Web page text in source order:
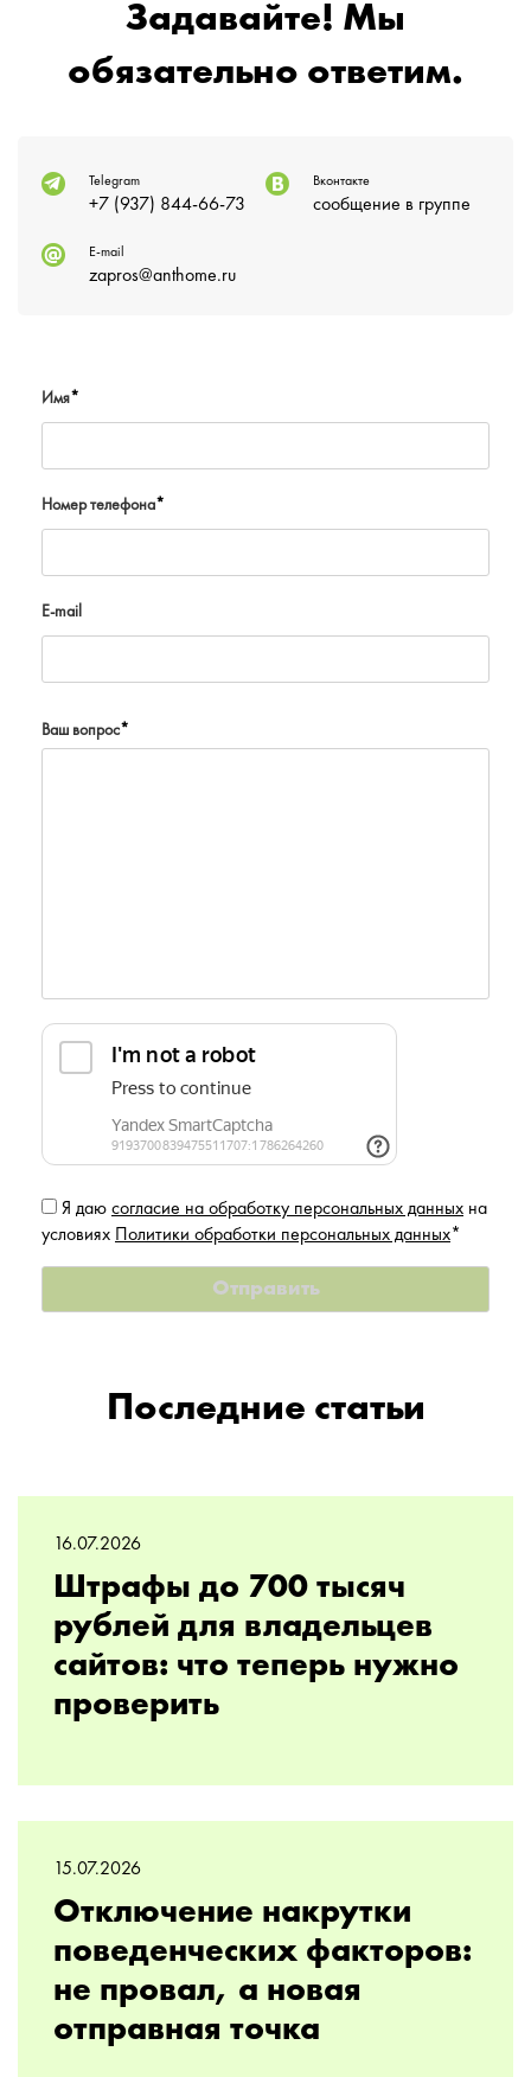
Задавайте! Мы
обязательно ответим.
Telegram
+7 (937) 844-66-73
Вконтакте
сообщение в группе
E-mail
zapros@anthome.ru
Имя*
Номер телефона*
E-mail
Ваш вопрос*
Я даю согласие на обработку персональных данных на
условиях Политики обработки персональных данных*
Последние статьи
16.07.2026
Штрафы до 700 тысяч
рублей для владельцев
сайтов: что теперь нужно
проверить
15.07.2026
Отключение накрутки
поведенческих факторов:
не провал, а новая
отправная точка